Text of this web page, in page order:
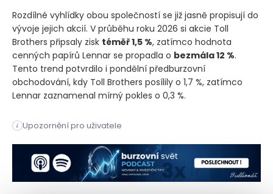
Rozdílné vyhlídky obou společností se již jasně propisují do
vývoje jejich akcií. V průběhu roku 2026 si akcie Toll
Brothers připsaly zisk téměř 1,5 %, zatímco hodnota
cenných papírů Lennar se propadla o bezmála 12 %.
Tento trend potvrdilo i pondělní předburzovní
obchodování, kdy Toll Brothers posílily o 1,7 %, zatímco
Lennar zaznamenal mírný pokles o 0,3 %.
i Upozornění pro uživatele
Analytici z Keefe, Bruyette & Woods radikálně mění svá